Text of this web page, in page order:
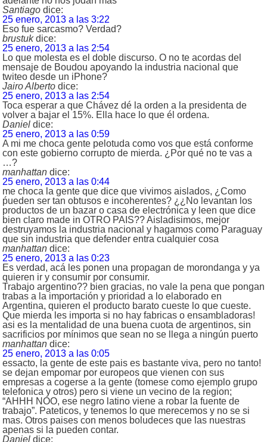
Santiago dice:
25 enero, 2013 a las 3:22
Eso fue sarcasmo? Verdad?
brustuk dice:
25 enero, 2013 a las 2:54
Lo que molesta es el doble discurso. O no te acordas del
mensaje de Boudou apoyando la industria nacional que
twiteo desde un iPhone?
Jairo Alberto dice:
25 enero, 2013 a las 2:54
Toca esperar a que Chávez dé la orden a la presidenta de
volver a bajar el 15%. Ella hace lo que él ordena.
Daniel dice:
25 enero, 2013 a las 0:59
A mi me choca gente pelotuda como vos que está conforme
con este gobierno corrupto de mierda. ¿Por qué no te vas a
…?
manhattan dice:
25 enero, 2013 a las 0:44
me choca la gente que dice que vivimos aislados, ¿Como
ṕueden ser tan obtusos e incoherentes? ¿¿No levantan los
productos de un bazar o casa de electrónica y leen que dice
bien claro made in OTRO PAIS?? Aisladisimos, mejor
destruyamos la industria nacional y hagamos como Paraguay
que sin industria que defender entra cualquier cosa
manhattan dice:
25 enero, 2013 a las 0:23
Es verdad, acá les ponen una propagan de morondanga y ya
quieren ir y consumir por consumir.
Trabajo argentino?? bien gracias, no vale la pena que pongan
trabas a la importación y prioridad a lo elaborado en
Argentina, quieren el producto barato cueste lo que cueste.
Que mierda les importa si no hay fabricas o ensambladoras!
asi es la mentalidad de una buena cuota de argentinos, sin
sacrificios por mínimos que sean no se llega a ningún puerto
manhattan dice:
25 enero, 2013 a las 0:05
essacto, la gente de este pais es bastante viva, pero no tanto!
se dejan empomar por europeos que vienen con sus
empresas a cogerse a la gente (tomese como ejemplo grupo
telefonica y otros) pero si viene un vecino de la region;
“AHHH NOO, ese negro latino viene a robar la fuente de
trabajo”. Pateticos, y tenemos lo que merecemos y no se si
mas. Otros paises con menos boludeces que las nuestras
apenas si la pueden contar.
Daniel dice: